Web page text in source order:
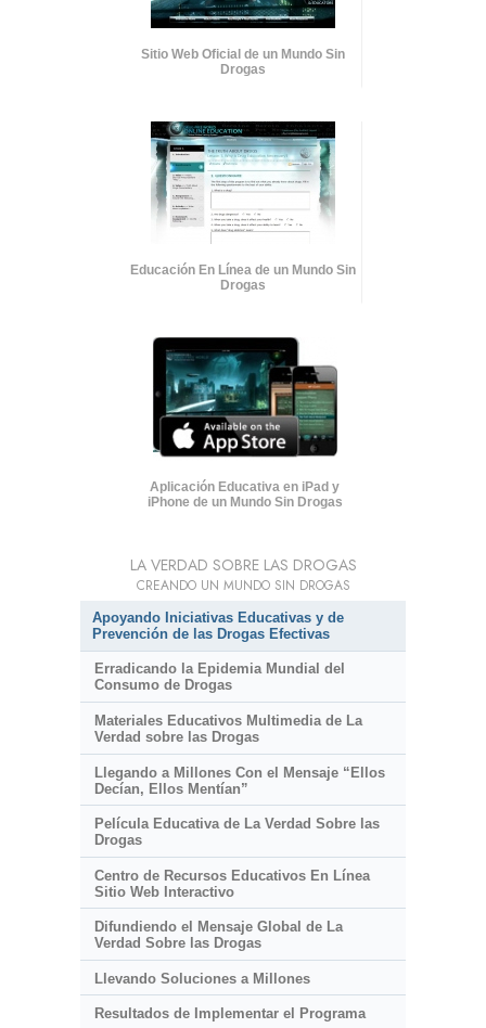
Sitio Web Oficial de un Mundo Sin
Drogas
Educación En Línea de un Mundo Sin
Drogas
Aplicación Educativa en iPad y
iPhone de un Mundo Sin Drogas
LA VERDAD SOBRE LAS DROGAS
CREANDO UN MUNDO SIN DROGAS
Apoyando Iniciativas Educativas y de
Prevención de las Drogas Efectivas
Erradicando la Epidemia Mundial del
Consumo de Drogas
Materiales Educativos Multimedia de La
Verdad sobre las Drogas
Llegando a Millones Con el Mensaje “Ellos
Decían, Ellos Mentían”
Película Educativa de La Verdad Sobre las
Drogas
Centro de Recursos Educativos En Línea
Sitio Web Interactivo
Difundiendo el Mensaje Global de La
Verdad Sobre las Drogas
Llevando Soluciones a Millones
Resultados de Implementar el Programa